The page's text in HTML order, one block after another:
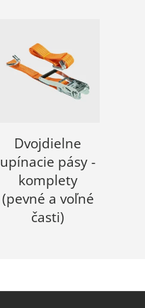
Dvojdielne
upínacie pásy -
komplety
(pevné a voľné
časti)